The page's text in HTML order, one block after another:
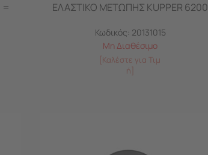
= ΕΛΑΣΤΙΚΟ ΜΕΤΩΠΗΣ KUPPER 6200
Κωδικός: 20131015
Μη Διαθέσιμο
[Καλέστε για Τιμ
ή]